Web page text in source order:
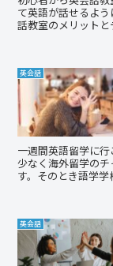
て英語が話せるよ
話教室のメリットと
英会話
一週間英語留学に
少なく海外留学の
す。そのとき語学
英会話